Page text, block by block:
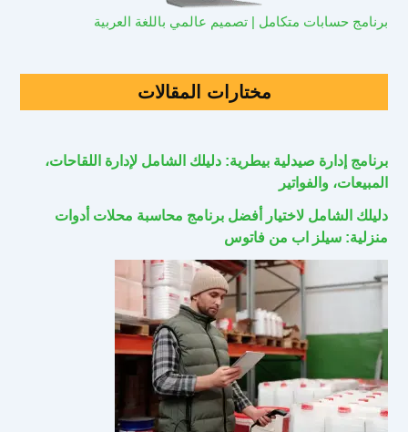
برنامج حسابات متكامل | تصميم عالمي باللغة العربية
مختارات المقالات
برنامج إدارة صيدلية بيطرية: دليلك الشامل لإدارة اللقاحات،
المبيعات، والفواتير
دليلك الشامل لاختيار أفضل برنامج محاسبة محلات أدوات
منزلية: سيلز اب من فاتوس